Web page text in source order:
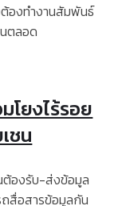
องทำงานสัมพันธ์
ตลอด
โยงไร้รอย
ชน
ต้องรับ-ส่งข้อมูล
ถสื่อสารข้อมูลกัน